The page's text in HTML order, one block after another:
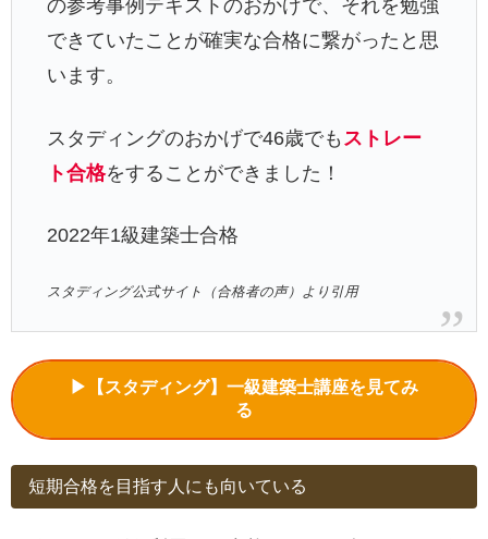
の参考事例テキストのおかげで、それを勉強
できていたことが確実な合格に繋がったと思
います。
スタディングのおかげで46歳でも ストレー
ト合格をすることができました！
2022年1級建築士合格
スタディング公式サイト（合格者の声）より引用
▶【スタディング】一級建築士講座を見てみ
る
短期合格を目指す人にも向いている